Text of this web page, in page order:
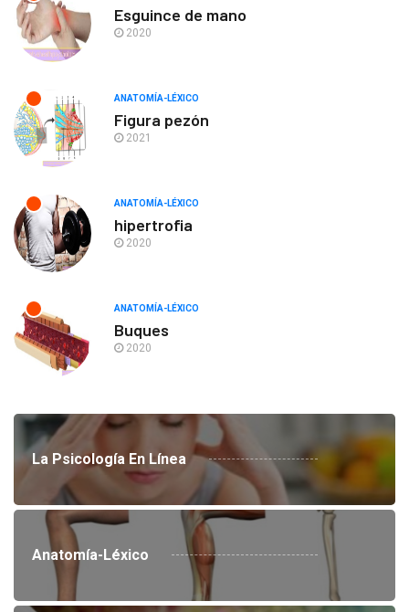
Esguince de mano
2020
ANATOMÍA-LÉXICO
Figura pezón
2021
ANATOMÍA-LÉXICO
hipertrofia
2020
ANATOMÍA-LÉXICO
Buques
2020
La Psicología En Línea
Anatomía-Léxico